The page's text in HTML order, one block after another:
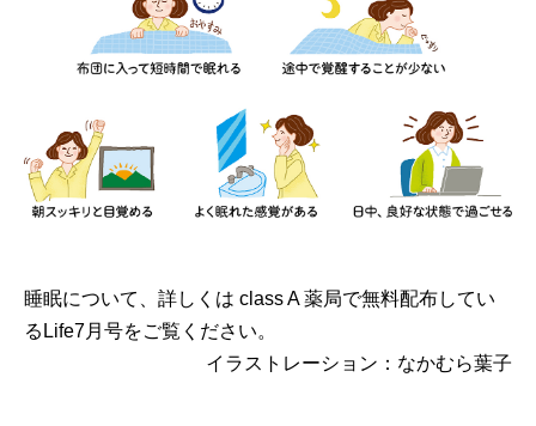
睡眠について、詳しくは class A 薬局で無料配布してい
るLife7月号をご覧ください。
イラストレーション：なかむら葉子